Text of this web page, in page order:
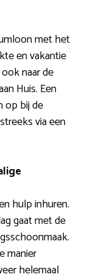
met het
en vakantie
naar de
Huis. Een
op bij de
via een
hulp inhuren.
gaat met de
manier
helemaal